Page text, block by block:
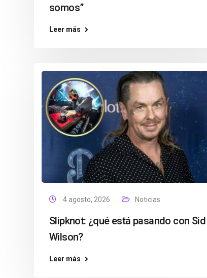
somos”
Leer más
4 agosto, 2026 Noticias
Slipknot: ¿qué está pasando con Sid
Wilson?
Leer más